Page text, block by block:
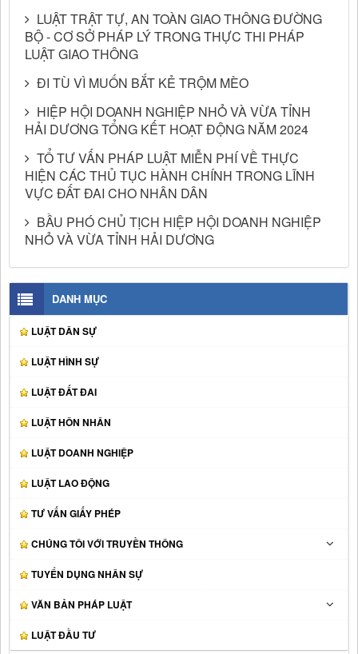
LUẬT TRẬT TỰ, AN TOÀN GIAO THÔNG ĐƯỜNG
BỘ - CƠ SỞ PHÁP LÝ TRONG THỰC THI PHÁP
LUẬT GIAO THÔNG
ĐI TÙ VÌ MUỐN BẮT KẺ TRỘM MÈO
HIỆP HỘI DOANH NGHIỆP NHỎ VÀ VỪA TỈNH
HẢI DƯƠNG TỔNG KẾT HOẠT ĐỘNG NĂM 2024
TỔ TƯ VẤN PHÁP LUẬT MIỄN PHÍ VỀ THỰC
HIỆN CÁC THỦ TỤC HÀNH CHÍNH TRONG LĨNH
VỰC ĐẤT ĐAI CHO NHÂN DÂN
BẦU PHÓ CHỦ TỊCH HIỆP HỘI DOANH NGHIỆP
NHỎ VÀ VỪA TỈNH HẢI DƯƠNG
DANH MỤC
LUẬT DÂN SỰ
LUẬT HÌNH SỰ
LUẬT ĐẤT ĐAI
LUẬT HÔN NHÂN
LUẬT DOANH NGHIỆP
LUẬT LAO ĐỘNG
TƯ VẤN GIẤY PHÉP
CHÚNG TÔI VỚI TRUYỀN THÔNG
TUYỂN DỤNG NHÂN SỰ
VĂN BẢN PHÁP LUẬT
LUẬT ĐẦU TƯ